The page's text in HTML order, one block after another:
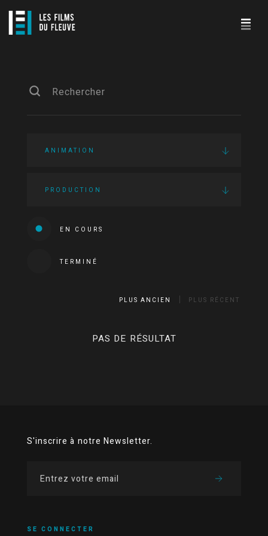
ANIMATION
PRODUCTION
EN COURS
TERMINÉ
PLUS ANCIEN PLUS RÉCENT
PAS DE RÉSULTAT
S'inscrire à notre Newsletter.
SE CONNECTER